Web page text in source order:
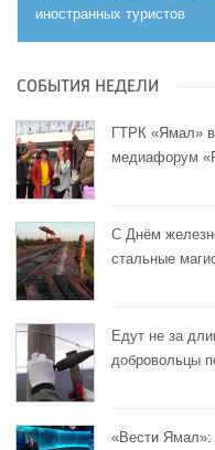
иностранных туристов
СОБЫТИЯ НЕДЕЛИ
ГТРК «Ямал»
медиафорум
С Днём
стальные
Едут не за
добровольцы
«Вести Ямал»: